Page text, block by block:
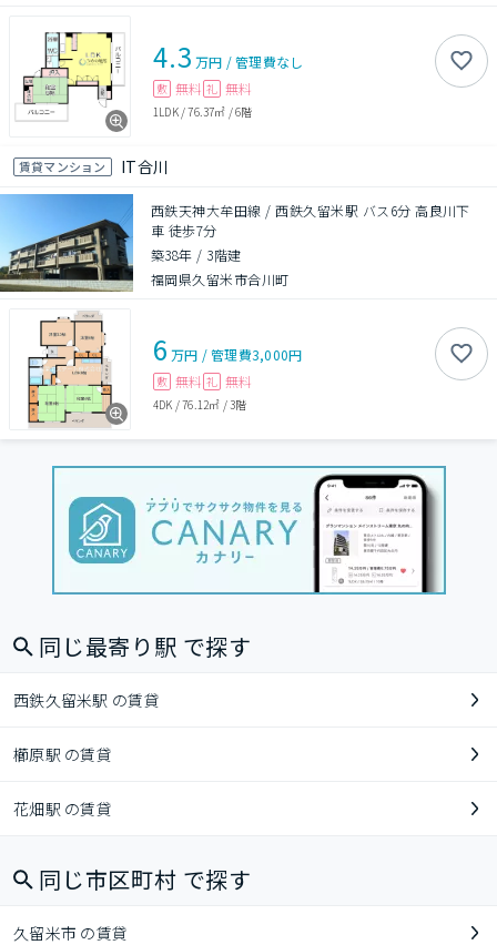
4.3 万円 /管理費なし
敷 無料 礼 無料
1LDK/76.37㎡ /6階
賃貸マンション IT合川
西鉄天神大牟田線 / 西鉄久留米駅 バス6分 高良川下
車 徒歩7分
築38年 / 3階建
福岡県久留米市合川町
6 万円 /管理費3,000円
敷 無料 礼 無料
4DK /76.12㎡ /3階
同じ最寄り駅 で探す
西鉄久留米駅 の賃貸
櫛原駅 の賃貸
花畑駅 の賃貸
同じ市区町村 で探す
久留米市 の賃貸